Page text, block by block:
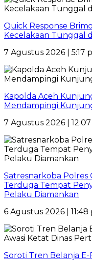
Quick Response
Kecelakaan Tunggal
7 Agustus 2026 | 5:17
Kapolda Aceh
Mendampingi
7 Agustus 2026 |
Satresnarkoba Polres
Terduga Tempat
Pelaku Diamankan
6 Agustus 2026 |
Soroti Tren Belanja